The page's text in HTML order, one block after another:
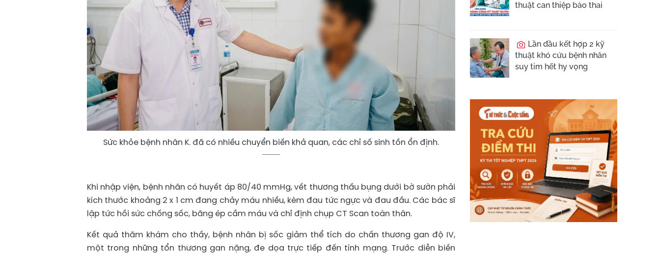
Sức khỏe bệnh nhân K. đã có nhiều chuyển biến khả quan, các chỉ số sinh tồn ổn định.
Khi nhập viện, bệnh nhân có huyết áp 80/40 mmHg, vết thương thấu bụng dưới bờ sườn phải
kích thước khoảng 2 x 1 cm đang chảy máu nhiều, kèm đau tức ngực và đau đầu. Các bác sĩ
lập tức hồi sức chống sốc, băng ép cầm máu và chỉ định chụp CT Scan toàn thân.
Kết quả thăm khám cho thấy, bệnh nhân bị sốc giảm thể tích do chấn thương gan độ IV,
một trong những tổn thương gan nặng, đe dọa trực tiếp đến tính mạng. Trước diễn biến
thuật can thiệp bào thai
Lần đầu kết hợp 2 kỹ
thuật khó cứu bệnh nhân
suy tim hết hy vọng